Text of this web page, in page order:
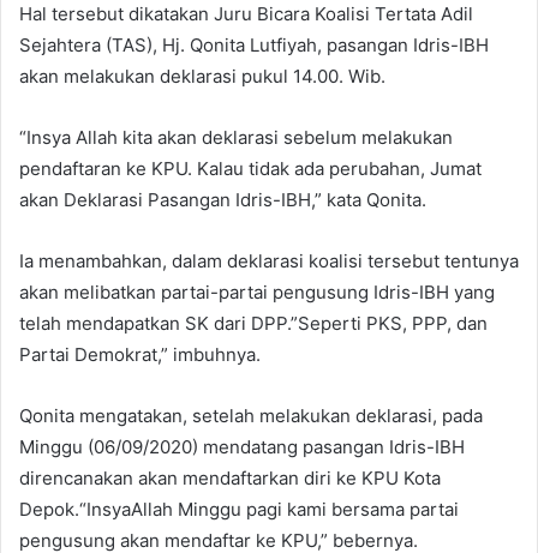
Hal tersebut dikatakan Juru Bicara Koalisi Tertata Adil
Sejahtera (TAS), Hj. Qonita Lutfiyah, pasangan Idris-IBH
akan melakukan deklarasi pukul 14.00. Wib.
“Insya Allah kita akan deklarasi sebelum melakukan
pendaftaran ke KPU. Kalau tidak ada perubahan, Jumat
akan Deklarasi Pasangan Idris-IBH,” kata Qonita.
Ia menambahkan, dalam deklarasi koalisi tersebut tentunya
akan melibatkan partai-partai pengusung Idris-IBH yang
telah mendapatkan SK dari DPP.”Seperti PKS, PPP, dan
Partai Demokrat,” imbuhnya.
Qonita mengatakan, setelah melakukan deklarasi, pada
Minggu (06/09/2020) mendatang pasangan Idris-IBH
direncanakan akan mendaftarkan diri ke KPU Kota
Depok.“InsyaAllah Minggu pagi kami bersama partai
pengusung akan mendaftar ke KPU,” bebernya.